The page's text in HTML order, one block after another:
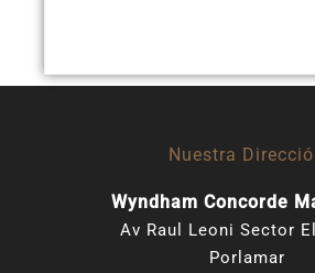
Nuestra
Wyndham Concorde
Av Raul Leoni Sector
Porlamar